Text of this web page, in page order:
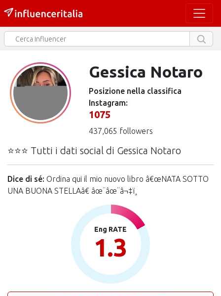
Gessica Notaro
Posizione nella classifica
Instagram:
1075
437,065 followers
⭐⭐⭐ Tutti i dati social di Gessica Notaro
Dice di sé: Ordina qui il mio nuovo libro â€œNATA SOTTO
UNA BUONA STELLAâ€ âœ¨âœ¨â¬‡ï¸
Eng RATE
1.3